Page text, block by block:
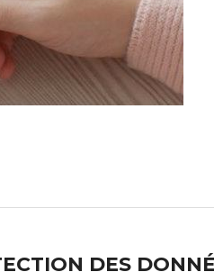
DES